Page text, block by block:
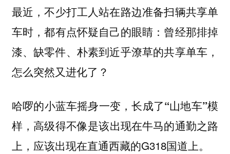
最近，不少打工人站在路边准备扫辆共享单
车时，都有点怀疑自己的眼睛：曾经那排掉
漆、缺零件、朴素到近乎潦草的共享单车，
怎么突然又进化了？
哈啰的小蓝车摇身一变，长成了“山地车”模
样 ，高级得不像是该出现在牛马的通勤之路
上，应该出现在直通西藏的G318国道上。